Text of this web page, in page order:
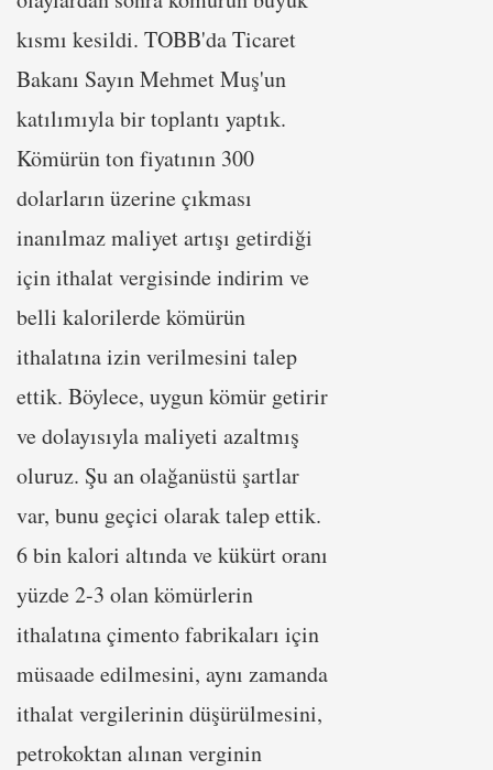
kısmı kesildi. TOBB'da Ticaret
Bakanı Sayın Mehmet Muş'un
katılımıyla bir toplantı yaptık.
Kömürün ton fiyatının 300
dolarların üzerine çıkması
inanılmaz maliyet artışı getirdiği
için ithalat vergisinde indirim ve
belli kalorilerde kömürün
ithalatına izin verilmesini talep
ettik. Böylece, uygun kömür getirir
ve dolayısıyla maliyeti azaltmış
oluruz. Şu an olağanüstü şartlar
var, bunu geçici olarak talep ettik.
6 bin kalori altında ve kükürt oranı
yüzde 2-3 olan kömürlerin
ithalatına çimento fabrikaları için
müsaade edilmesini, aynı zamanda
ithalat vergilerinin düşürülmesini,
petrokoktan alınan verginin